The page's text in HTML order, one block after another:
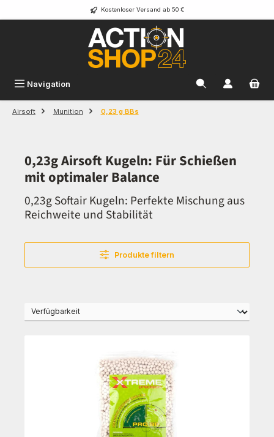
Zum Hauptinhalt springen Kostenloser Versand ab 50 €
Navigation
Airsoft Munition 0,23 g BBs
0,23g Airsoft Kugeln: Für Schießen
mit optimaler Balance
0,23g Softair Kugeln: Perfekte Mischung aus
Reichweite und Stabilität
Produkte filtern